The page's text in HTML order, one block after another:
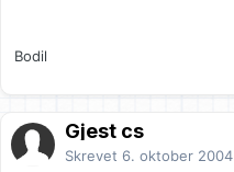
Bodil
Gjest cs
Skrevet 6. oktober 2004